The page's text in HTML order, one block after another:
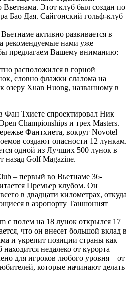
Вьетнама. Этот клуб был создан по
Бао Дая. Сайгонский гольф-клуб
активно развивается в
рекомендуемые нами уже
предлагаем Вашему вниманию:
расположился в горной
словно флажки слалома на
озеру Xuan Huong, названному в
Фан Тхиете спроектировал Ник
Championships и трех Masters.
Фантхиета, вокруг Novotel
создают опасности 12 лункам.
одной из Лучших 500 лунок в
назад Golf Magazine.
– первый во Вьетнаме 36-
Премьер клубом. Он
в двадцати километрах, откуда
в аэропорту Таншоннят
с полем на 18 лунок открылся 17
что он внесет большой вклад в
и укрепит позиции страны как
недалеко от курорта
для игроков любого уровня – от
которые начинают делать